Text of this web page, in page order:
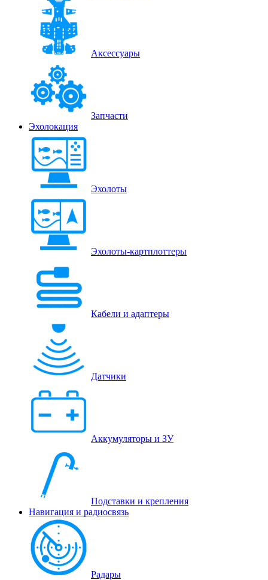
Аксессуары
Запчасти
Эхолокация
Эхолоты
Эхолоты-картплоттеры
Кабели и адаптеры
Датчики
Аккумуляторы и ЗУ
Подставки и крепления
Навигация и радиосвязь
Радары